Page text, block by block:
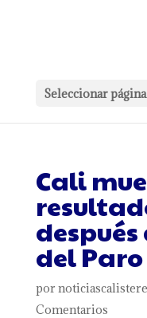
Seleccionar página
Cali
después
del
por
Comentarios